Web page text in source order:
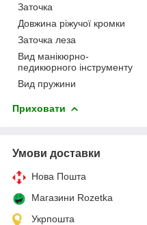
Заточка
Довжина ріжучої кромки
Заточка леза
Вид манікюрно-
педикюрного інструменту
Вид пружини
Приховати
Умови доставки
Нова Пошта
Магазини Rozetka
Укрпошта